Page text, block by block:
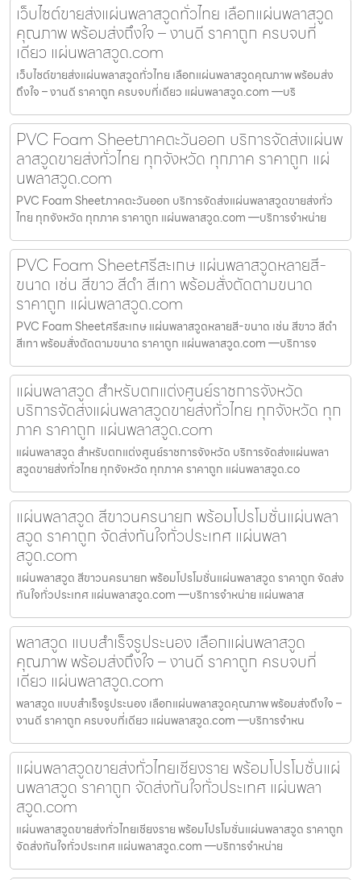
เว็บไซต์ขายส่งแผ่นพลาสวูดทั่วไทย เลือกแผ่นพลาสวูด
คุณภาพ พร้อมส่งถึงใจ – งานดี ราคาถูก ครบจบที่
เดียว แผ่นพลาสวูด.com
เว็บไซต์ขายส่งแผ่นพลาสวูดทั่วไทย เลือกแผ่นพลาสวูดคุณภาพ พร้อมส่ง
ถึงใจ – งานดี ราคาถูก ครบจบที่เดียว แผ่นพลาสวูด.com —บริ
PVC Foam Sheetภาคตะวันออก บริการจัดส่งแผ่นพ
ลาสวูดขายส่งทั่วไทย ทุกจังหวัด ทุกภาค ราคาถูก แผ่
นพลาสวูด.com
PVC Foam Sheetภาคตะวันออก บริการจัดส่งแผ่นพลาสวูดขายส่งทั่ว
ไทย ทุกจังหวัด ทุกภาค ราคาถูก แผ่นพลาสวูด.com —บริการจำหน่าย
PVC Foam Sheetศรีสะเกษ แผ่นพลาสวูดหลายสี-
ขนาด เช่น สีขาว สีดำ สีเทา พร้อมสั่งตัดตามขนาด
ราคาถูก แผ่นพลาสวูด.com
PVC Foam Sheetศรีสะเกษ แผ่นพลาสวูดหลายสี-ขนาด เช่น สีขาว สีดำ
สีเทา พร้อมสั่งตัดตามขนาด ราคาถูก แผ่นพลาสวูด.com —บริการจ
แผ่นพลาสวูด สำหรับตกแต่งศูนย์ราชการจังหวัด
บริการจัดส่งแผ่นพลาสวูดขายส่งทั่วไทย ทุกจังหวัด ทุก
ภาค ราคาถูก แผ่นพลาสวูด.com
แผ่นพลาสวูด สำหรับตกแต่งศูนย์ราชการจังหวัด บริการจัดส่งแผ่นพลา
สวูดขายส่งทั่วไทย ทุกจังหวัด ทุกภาค ราคาถูก แผ่นพลาสวูด.co
แผ่นพลาสวูด สีขาวนครนายก พร้อมโปรโมชั่นแผ่นพลา
สวูด ราคาถูก จัดส่งทันใจทั่วประเทศ แผ่นพลา
สวูด.com
แผ่นพลาสวูด สีขาวนครนายก พร้อมโปรโมชั่นแผ่นพลาสวูด ราคาถูก จัดส่ง
ทันใจทั่วประเทศ แผ่นพลาสวูด.com —บริการจำหน่าย แผ่นพลาส
พลาสวูด แบบสำเร็จรูประนอง เลือกแผ่นพลาสวูด
คุณภาพ พร้อมส่งถึงใจ – งานดี ราคาถูก ครบจบที่
เดียว แผ่นพลาสวูด.com
พลาสวูด แบบสำเร็จรูประนอง เลือกแผ่นพลาสวูดคุณภาพ พร้อมส่งถึงใจ –
งานดี ราคาถูก ครบจบที่เดียว แผ่นพลาสวูด.com —บริการจำหน
แผ่นพลาสวูดขายส่งทั่วไทยเชียงราย พร้อมโปรโมชั่นแผ่
นพลาสวูด ราคาถูก จัดส่งทันใจทั่วประเทศ แผ่นพลา
สวูด.com
แผ่นพลาสวูดขายส่งทั่วไทยเชียงราย พร้อมโปรโมชั่นแผ่นพลาสวูด ราคาถูก
จัดส่งทันใจทั่วประเทศ แผ่นพลาสวูด.com —บริการจำหน่าย